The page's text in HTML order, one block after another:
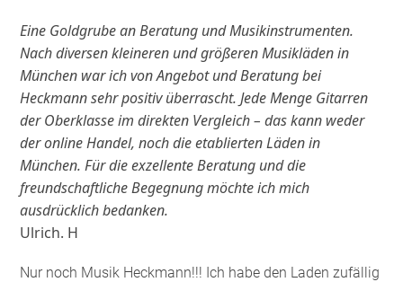
Eine Goldgrube an Beratung und Musikinstrumenten.
Nach diversen kleineren und größeren Musikläden in
München war ich von Angebot und Beratung bei
Heckmann sehr positiv überrascht. Jede Menge Gitarren
der Oberklasse im direkten Vergleich – das kann weder
der online Handel, noch die etablierten Läden in
München. Für die exzellente Beratung und die
freundschaftliche Begegnung möchte ich mich
ausdrücklich bedanken.
Ulrich. H
Nur noch Musik Heckmann!!! Ich habe den Laden zufällig